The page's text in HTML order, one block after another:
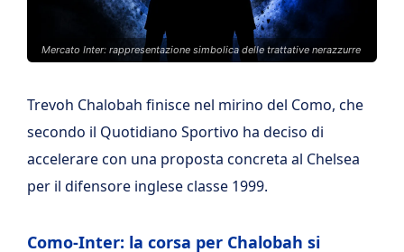
Mercato Inter: rappresentazione simbolica delle trattative nerazzurre
Trevoh Chalobah finisce nel mirino del Como, che
secondo il Quotidiano Sportivo ha deciso di
accelerare con una proposta concreta al Chelsea
per il difensore inglese classe 1999.
Como-Inter: la corsa per Chalobah si